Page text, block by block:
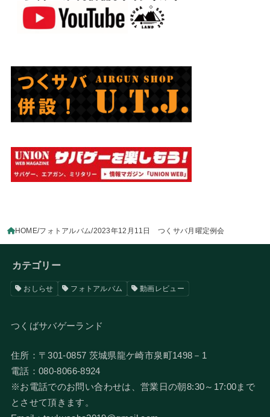
HOME フォトアルバム 2023年12月11日 つくサバ月曜定例会
カテゴリー
おしらせ フォトアルバム 動画レビュー
つくばサバゲーランド
住所：〒301-0857 茨城県龍ケ崎市泉町1498－1
電話：080-8066-8924
​※お電話でのお問い合わせは、営業日の朝8:30～17:00まで
とさせて頂きます。